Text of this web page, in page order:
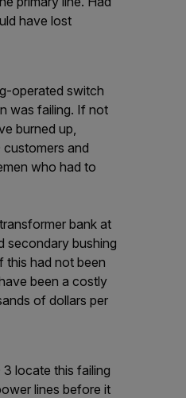
have lost
operated switch
was failing. If not
burned up,
and
who had to
bank at
secondary bushing
this had not been
been a costly
of dollars per
3 locate this failing
lines before it